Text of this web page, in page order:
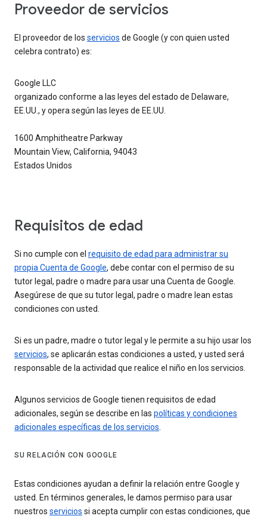
Proveedor de servicios
El proveedor de los servicios de Google (y con quien usted
celebra contrato) es:
Google LLC
organizado conforme a las leyes del estado de Delaware,
EE.UU., y opera según las leyes de EE.UU.
1600 Amphitheatre Parkway
Mountain View, California, 94043
Estados Unidos
Requisitos de edad
Si no cumple con el requisito de edad para administrar su
propia Cuenta de Google, debe contar con el permiso de su
tutor legal, padre o madre para usar una Cuenta de Google.
Asegúrese de que su tutor legal, padre o madre lean estas
condiciones con usted.
Si es un padre, madre o tutor legal y le permite a su hijo usar los
servicios, se aplicarán estas condiciones a usted, y usted será
responsable de la actividad que realice el niño en los servicios.
Algunos servicios de Google tienen requisitos de edad
adicionales, según se describe en las políticas y condiciones
adicionales específicas de los servicios.
SU RELACIÓN CON GOOGLE
Estas condiciones ayudan a definir la relación entre Google y
usted. En términos generales, le damos permiso para usar
nuestros servicios si acepta cumplir con estas condiciones, que